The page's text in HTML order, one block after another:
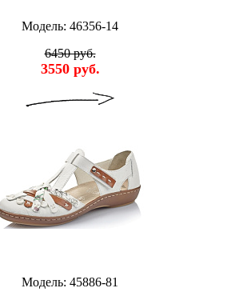
Модель: 46356-14
6450 руб.
3550 руб.
Модель: 45886-81